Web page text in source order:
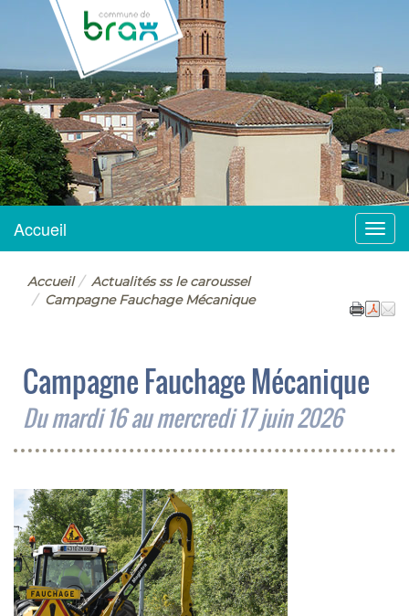
BRAX
Menu
Accueil
Accueil
Actualités ss le caroussel
Campagne Fauchage Mécanique
Campagne Fauchage Mécanique
Du mardi 16 au mercredi 17 juin 2026